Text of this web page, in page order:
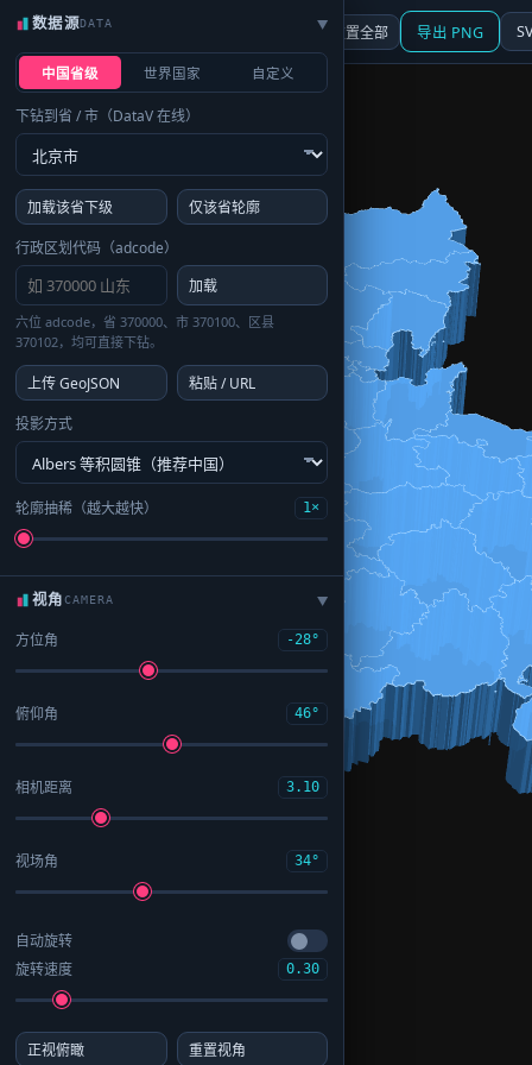
☰ 面板 地图 重置全部 导出 PNG
数据源DATA ▶
中国省级 世界国家 自定义
下钻到省 / 市（DataV 在线）
加载该省下级
仅该省轮廓
行政区划代码（adcode）
加载
六位 adcode，省 370000、市 370100、区县
370102，均可直接下钻。
上传 GeoJSON
粘贴 / URL
投影方式
轮廓抽稀（越大越快） 1×
视角CAMERA ▶
方位角 -28°
俯仰角 46°
相机距离 3.10
视场角 34°
自动旋转
旋转速度
0.30
正视俯瞰 重置视角